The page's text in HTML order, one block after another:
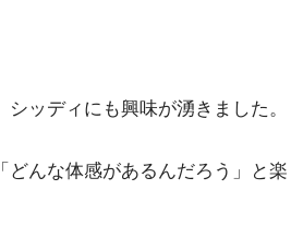
シッディにも興味が湧きました。
どんな体感があるんだろう」と